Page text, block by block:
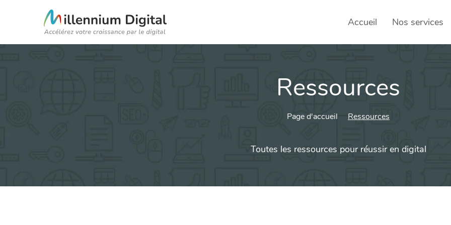
Accueil Nos services
Ressources
Page d'accueil Ressources
Toutes les ressources pour réussir en digital